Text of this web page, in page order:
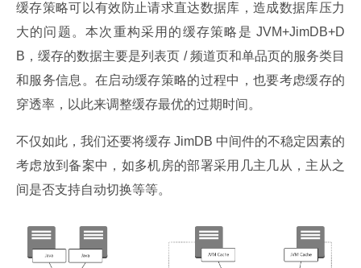
缓存策略可以有效防止请求直达数据库，造成数据库压力
大的问题。本次重构采用的缓存策略是 JVM+JimDB+D
B，缓存的数据主要是列表页 / 频道页和单品页的服务类目
和服务信息。在启动缓存策略的过程中，也要考虑缓存的
穿透率，以此来调整缓存最优的过期时间。
不仅如此，我们还要将缓存 JimDB 中间件的不稳定因素的
考虑放到备案中，如多机房的部署采用几主几从，主从之
间是否支持自动切换等等。